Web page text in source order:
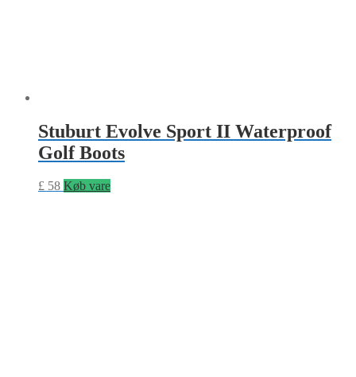
Stuburt Evolve Sport II Waterproof
Golf Boots
£ 58 Køb vare